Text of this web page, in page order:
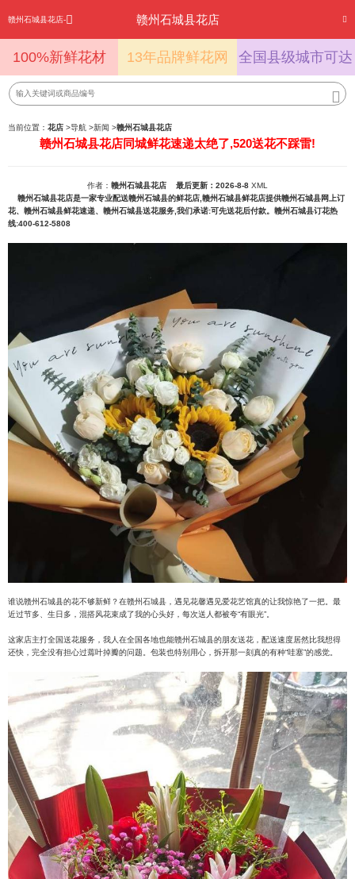
赣州石城县花店- 赣州石城县花店
100%新鲜花材 13年品牌鲜花网 全国县级城市可达
当前位置： 花店 >导航 >新闻 >赣州石城县花店
赣州石城县花店同城鲜花速递太绝了,520送花不踩雷!
作者： 赣州石城县花店 最后更新：2026-8-8 XML
赣州石城县花店是一家专业配送赣州石城县的鲜花店,赣州石城县鲜花店提供赣州石城县网上订
花、赣州石城县鲜花速递、赣州石城县送花服务,我们承诺:可先送花后付款。赣州石城县订花热
线:400-612-5808
谁说赣州石城县的花不够新鲜？在赣州石城县，遇见花馨遇见爱花艺馆真的让我惊艳了一把。最
近过节多、生日多，混搭风花束成了我的心头好，每次送人都被夸“有眼光”。
这家店主打全国送花服务，我人在全国各地也能赣州石城县的朋友送花，配送速度居然比我想得
还快，完全没有担心过蔫叶掉瓣的问题。包装也特别用心，拆开那一刻真的有种“哇塞”的感觉。